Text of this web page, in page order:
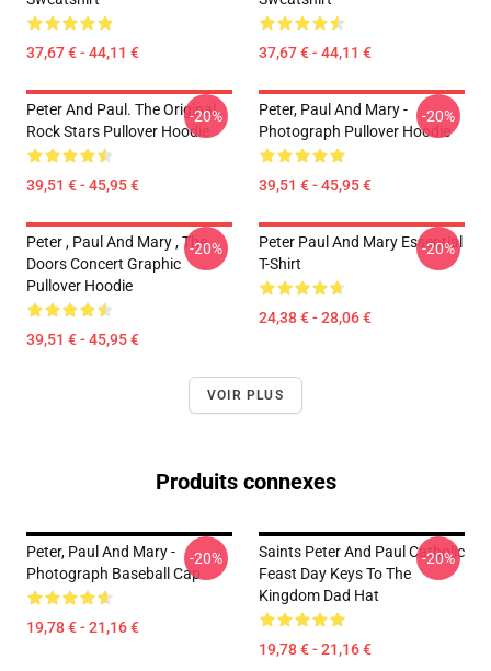
37,67 € - 44,11 € 37,67 € - 44,11 €
Peter And Paul. The Original
Rock Stars Pullover Hoodie
39,51 € - 45,95 €
-20%
Peter, Paul And Mary -
Photograph Pullover Hoodie
39,51 € - 45,95 €
-20%
Peter , Paul And Mary , The
Doors Concert Graphic
Pullover Hoodie
39,51 € - 45,95 €
-20%
Peter Paul And Mary Essential
T-Shirt
24,38 € - 28,06 €
-20%
VOIR PLUS
Produits connexes
Peter, Paul And Mary -
Photograph Baseball Cap
19,78 € - 21,16 €
-20%
Saints Peter And Paul Catholic
Feast Day Keys To The
Kingdom Dad Hat
19,78 € - 21,16 €
-20%